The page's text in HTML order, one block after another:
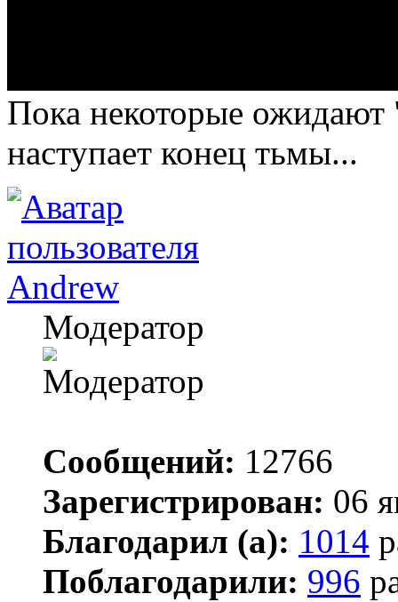
Пока некоторые ожидают
наступает конец тьмы...
Andrew
Модератор
Сообщений: 12766
Зарегистрирован: 06
Благодарил (а): 1014
Поблагодарили: 996